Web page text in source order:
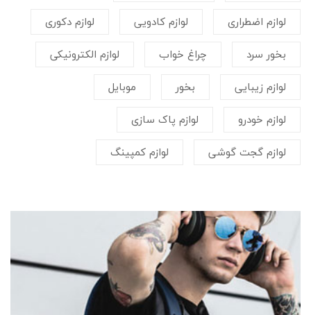
لوازم اضطراری
لوازم کادویی
لوازم دکوری
بخور سرد
چراغ خواب
لوازم الکترونیکی
لوازم زیبایی
بخور
موبایل
لوازم خودرو
لوازم پاک سازی
لوازم گجت گوشی
لوازم کمپینگ